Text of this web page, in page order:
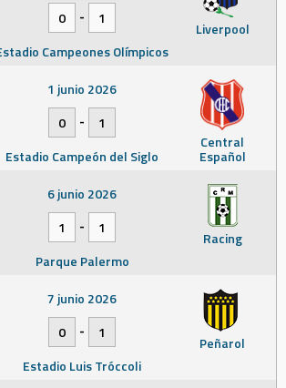
Liverpool
0
-
1
Campeones Olímpicos
Central
Español
1 junio 2026
0
-
1
Estadio Campeón del Siglo
Racing
6 junio 2026
1
-
1
Parque Palermo
Peñarol
7 junio 2026
0
-
1
Estadio Luis Tróccoli